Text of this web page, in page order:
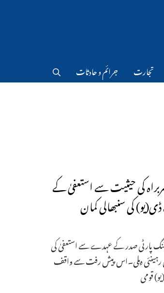
تجارت جرائم و حادثات
کی حیثیت سے استعفیٰ کے
کی سنبھالی کمان
پارٹی صدر کے عہدے سے استعفیٰ کی
دہلی۔اس پیش رفت سے واقف
قومی